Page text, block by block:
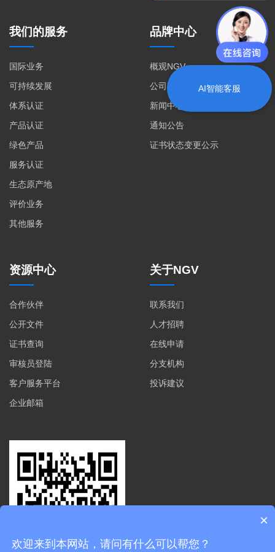
我们的服务
国际业务
可持续发展
体系认证
产品认证
绿色产品
服务认证
生态原产地
评价业务
其他服务
品牌中心
概观NGV
公司资质
新闻中心
通知公告
证书状态变更公示
资源中心
合作伙伴
公开文件
证书查询
审核员登陆
客户服务平台
企业邮箱
关于NGV
联系我们
人才招聘
在线申请
分支机构
投诉建议
AI智能客服
×
欢迎来到本网站，请问有什么可以帮您？